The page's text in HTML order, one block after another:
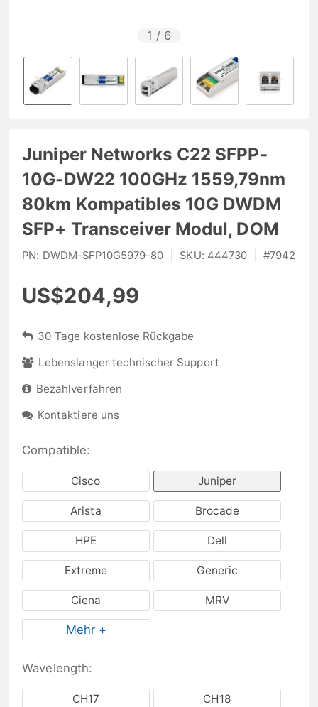
1 / 6
Juniper Networks C22 SFPP-
10G-DW22 100GHz 1559,79nm
80km Kompatibles 10G DWDM
SFP+ Transceiver Modul, DOM
PN: DWDM-SFP10G5979-80 SKU: 444730 #7942
US$204,99
30 Tage kostenlose Rückgabe
Lebenslanger technischer Support
Bezahlverfahren
Kontaktiere uns
Compatible:
Cisco Juniper
Arista Brocade
HPE Dell
Extreme Generic
Ciena MRV
Mehr +
Wavelength:
CH17 CH18